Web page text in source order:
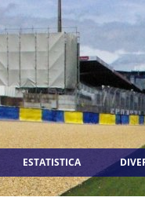
ESTATISTICA